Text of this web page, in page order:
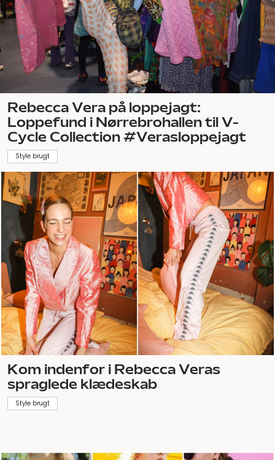
Rebecca Vera på loppejagt:
Loppefund i Nørrebrohallen til V-
Cycle Collection #Verasloppejagt
Style brugt
Kom indenfor i Rebecca Veras
spraglede klædeskab
Style brugt